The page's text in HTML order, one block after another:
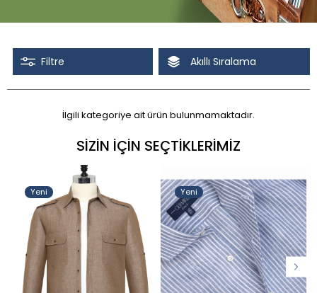
Filtre
Tüm Filtreleri Kaldır Seçimi Filtrele
Stoktakiler
Yeni
Tüm Filtreleri Kaldır Seçimi Filtrele
Akıllı Sıralama
İlgili kategoriye ait ürün bulunmamaktadır.
SIZIN İÇIN SEÇTIKLERIMIZ
Yeni Yeni